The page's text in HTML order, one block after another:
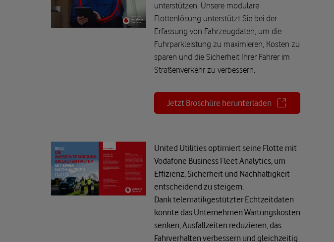
unterstützen. Unsere modulare
Flottenlösung unterstützt Sie bei der
Erfassung von Fahrzeugdaten, um die
Fuhrparkleistung zu maximieren, Kosten zu
sparen und die Sicherheit Ihrer Fahrer im
Straßenverkehr zu verbessern.
Jetzt Broschüre herunterladen
United Utilities optimiert seine Flotte mit
Vodafone Business Fleet Analytics, um
Effizienz, Sicherheit und Nachhaltigkeit
entscheidend zu steigern.
Dank telematikgestützter Echtzeitdaten
konnte das Unternehmen Wartungskosten
senken, Ausfallzeiten reduzieren, das
Fahrverhalten verbessern und gleichzeitig